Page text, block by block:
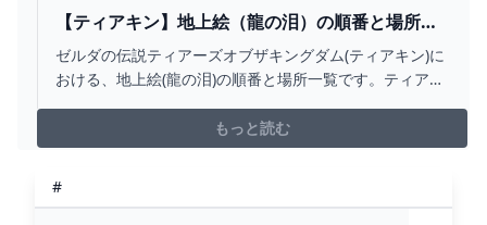
【ティアキン】地上絵（龍の泪）の順番と場所一
覧【ゼルダの伝説ティアーズオブザキングダム】 -
ゲームウィズ
ゼルダの伝説ティアーズオブザキングダム(ティアキン)に
おける、地上絵(龍の泪)の順番と場所一覧です。ティアキ
ップをはじめ、地上絵の順番について掲載しています。
もっと読む
#